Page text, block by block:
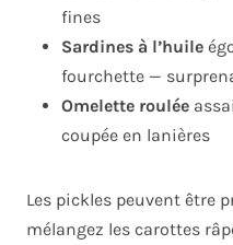
fines
Sardines à l’huile
fourchette —
Omelette roulée
coupée en lanières
Les pickles peuvent être
mélangez les carottes